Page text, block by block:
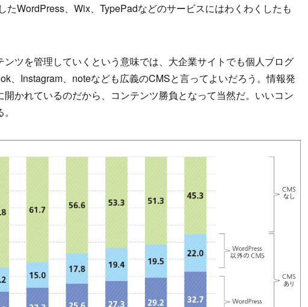
たWordPress、Wix、TypePadなどのサービスにはわくわくしたも
ツを管理していくという意味では、大企業サイトでも個人ブログ
、Instagram、noteなども広義のCMSと言ってよいだろう。情報発
かれているのだから、コンテンツ勝負となって当然だ。いいコン